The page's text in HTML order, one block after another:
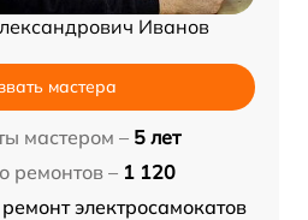
Иванов
мастера
мастером – 5 лет
ремонтов – 1 120
ремонт электросамокатов